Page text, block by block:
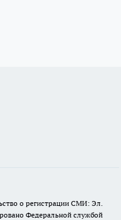
о регистрации СМИ: Эл.
Федеральной службой